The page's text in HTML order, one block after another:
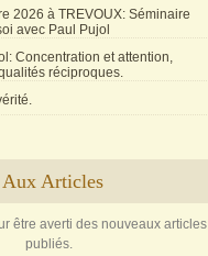
2026 à TREVOUX: Séminaire
avec Paul Pujol
Concentration et attention,
réciproques.
Articles
être averti des nouveaux articles
publiés.